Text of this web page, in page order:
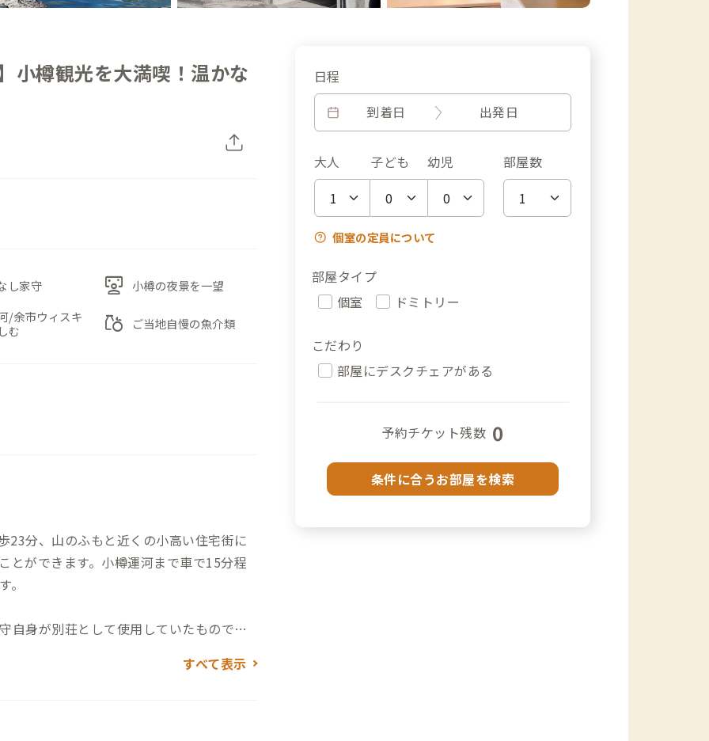
小樽観光を大満喫！温かな
し家守 interactive_space
小樽の夜景を一望
/余市ウィスキ
む
grocery ご当地自慢の魚介類
23分、山のふもと近くの小高い住宅街に
とができます。小樽運河まで車で15分程
自身が別荘として使用していたもので
すべて表示
日程
到着日
出発日
大人 子ども 幼児 部屋数
個室の定員について
部屋タイプ
個室
ドミトリー
こだわり
部屋にデスクチェアがある
予約チケット残数 0
条件に合うお部屋を検索